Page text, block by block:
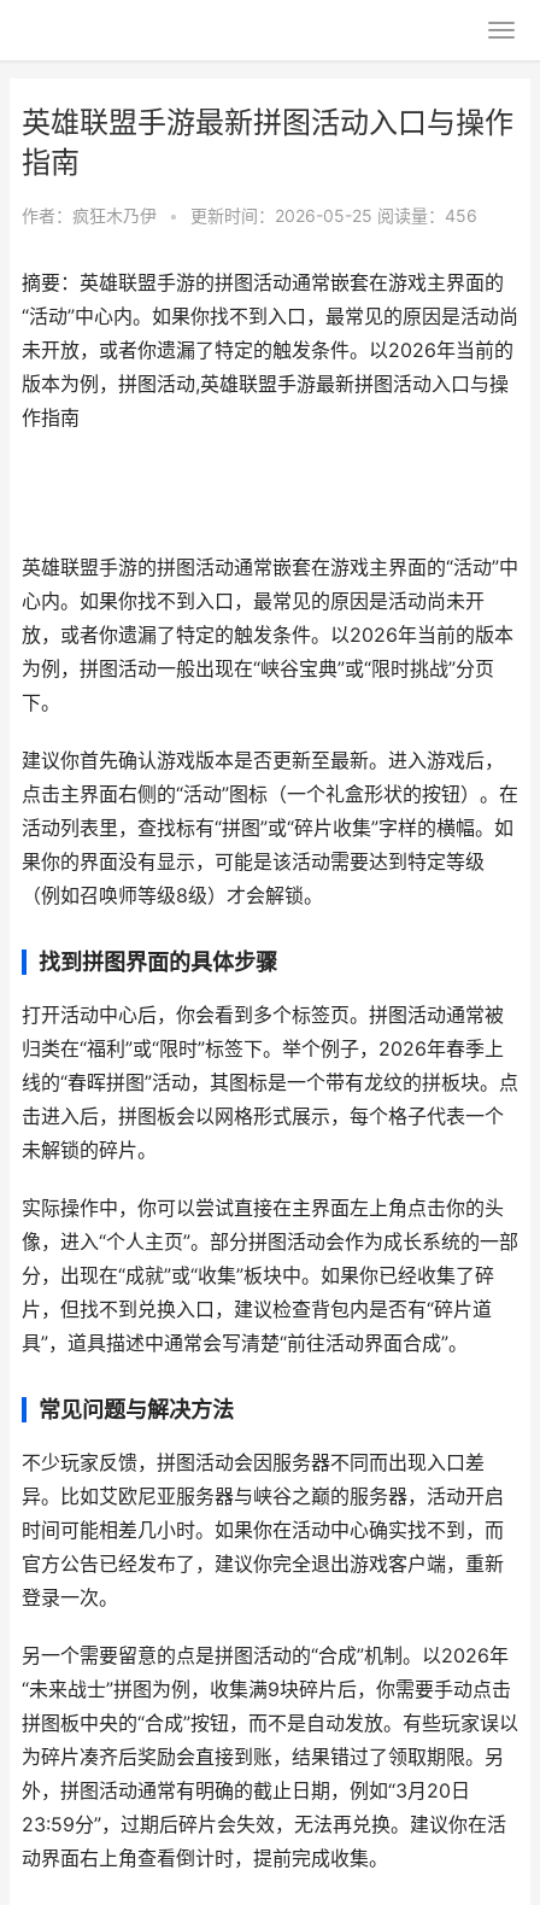
英雄联盟手游最新拼图活动入口与操作
指南
作者： 疯狂木乃伊 • 更新时间：2026-05-25 阅读量：456
摘要：英雄联盟手游的拼图活动通常嵌套在游戏主界面的
“活动”中心内。如果你找不到入口，最常见的原因是活动尚
未开放，或者你遗漏了特定的触发条件。以2026年当前的
版本为例，拼图活动,英雄联盟手游最新拼图活动入口与操
作指南
英雄联盟手游的拼图活动通常嵌套在游戏主界面的“活动”中
心内。如果你找不到入口，最常见的原因是活动尚未开
放，或者你遗漏了特定的触发条件。以2026年当前的版本
为例，拼图活动一般出现在“峡谷宝典”或“限时挑战”分页
下。
建议你首先确认游戏版本是否更新至最新。进入游戏后，
点击主界面右侧的“活动”图标（一个礼盒形状的按钮）。在
活动列表里，查找标有“拼图”或“碎片收集”字样的横幅。如
果你的界面没有显示，可能是该活动需要达到特定等级
（例如召唤师等级8级）才会解锁。
找到拼图界面的具体步骤
打开活动中心后，你会看到多个标签页。拼图活动通常被
归类在“福利”或“限时”标签下。举个例子，2026年春季上
线的“春晖拼图”活动，其图标是一个带有龙纹的拼板块。点
击进入后，拼图板会以网格形式展示，每个格子代表一个
未解锁的碎片。
实际操作中，你可以尝试直接在主界面左上角点击你的头
像，进入“个人主页”。部分拼图活动会作为成长系统的一部
分，出现在“成就”或“收集”板块中。如果你已经收集了碎
片，但找不到兑换入口，建议检查背包内是否有“碎片道
具”，道具描述中通常会写清楚“前往活动界面合成”。
常见问题与解决方法
不少玩家反馈，拼图活动会因服务器不同而出现入口差
异。比如艾欧尼亚服务器与峡谷之巅的服务器，活动开启
时间可能相差几小时。如果你在活动中心确实找不到，而
官方公告已经发布了，建议你完全退出游戏客户端，重新
登录一次。
另一个需要留意的点是拼图活动的“合成”机制。以2026年
“未来战士”拼图为例，收集满9块碎片后，你需要手动点击
拼图板中央的“合成”按钮，而不是自动发放。有些玩家误以
为碎片凑齐后奖励会直接到账，结果错过了领取期限。另
外，拼图活动通常有明确的截止日期，例如“3月20日
23:59分”，过期后碎片会失效，无法再兑换。建议你在活
动界面右上角查看倒计时，提前完成收集。